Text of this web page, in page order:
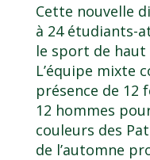
Cette nouvelle
à 24 étudiants-
le sport de haut
L’équipe mixte
présence de 12
12 hommes
couleurs des
de l’automne